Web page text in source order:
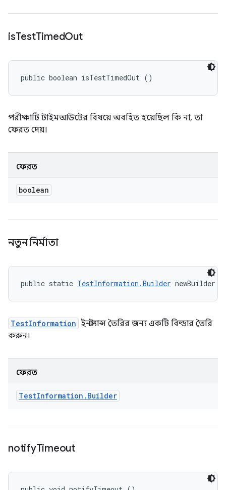
isTestTimedOut
public boolean isTestTimedOut ()
পরীক্ষাটি টাইমআউটের বিষয়ে অবহিত হয়েছিল কি না, তা
ফেরত দেয়।
ফেরত
boolean
নতুন নির্মাতা
public static TestInformation.Builder newBuilder
TestInformation ইনস্ট্যান্স তৈরির জন্য একটি বিল্ডার তৈরি
করুন।
ফেরত
TestInformation . Builder
notifyTimeout